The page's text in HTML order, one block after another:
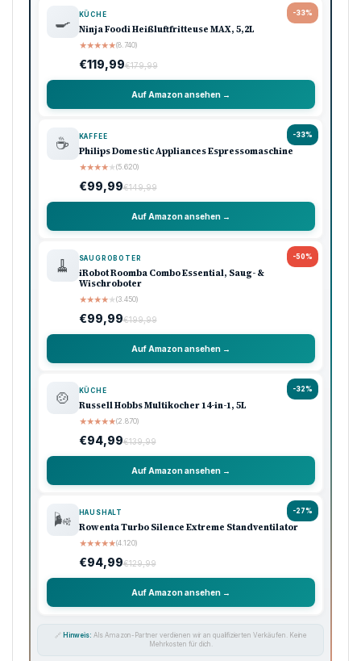
-33%
🍳 KÜCHE
Ninja Foodi Heißluftfritteuse MAX, 5,2L
★★★★★(8.740)
€119,99€179,99
Auf Amazon ansehen →
-33%
☕ KAFFEE
Philips Domestic Appliances Espressomaschine
★★★★★(5.620)
€99,99€149,99
Auf Amazon ansehen →
-50%
🧹 SAUGROBOTER
iRobot Roomba Combo Essential, Saug- &
Wischroboter
★★★★★(3.450)
€99,99€199,99
Auf Amazon ansehen →
-32%
🍲 KÜCHE
Russell Hobbs Multikocher 14-in-1, 5L
★★★★★(2.870)
€94,99€139,99
Auf Amazon ansehen →
-27%
🌬️ HAUSHALT
Rowenta Turbo Silence Extreme Standventilator
★★★★★(4.120)
€94,99€129,99
Auf Amazon ansehen →
🔗 Hinweis: Als Amazon-Partner verdienen wir an qualifizierten Verkäufen. Keine
Mehrkosten für dich.